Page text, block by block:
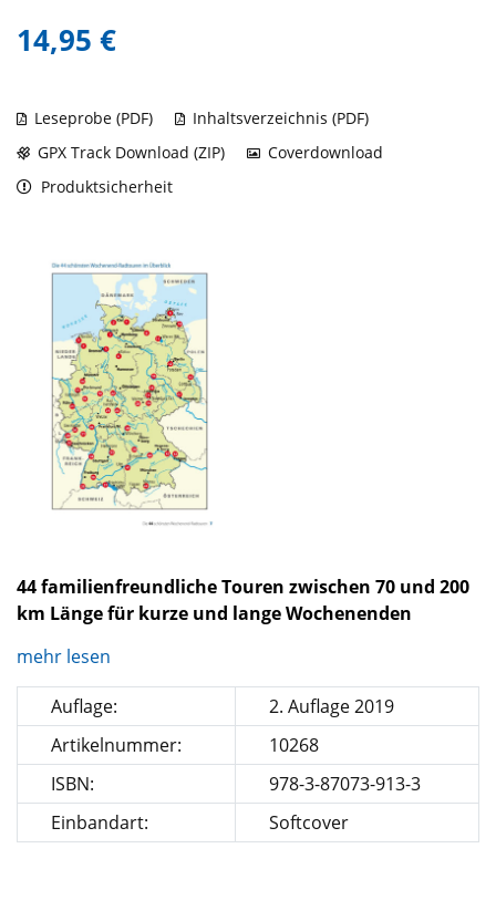
14,95 €
Leseprobe (PDF)
Inhaltsverzeichnis (PDF)
GPX Track Download (ZIP)
Coverdownload
Produktsicherheit
44 familienfreundliche Touren zwischen 70 und 200
km Länge für kurze und lange Wochenenden
mehr lesen
Auflage:
2. Auflage 2019
Artikelnummer:
10268
ISBN:
978-3-87073-913-3
Einbandart:
Softcover